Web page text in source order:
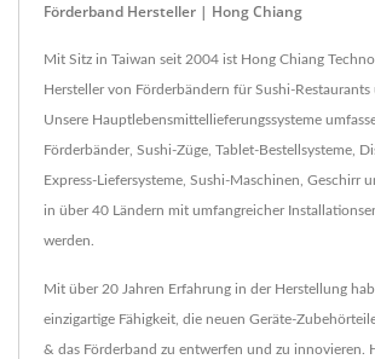
Förderband Hersteller | Hong Chiang
Mit Sitz in Taiwan seit 2004 ist Hong Chiang
Hersteller von Förderbändern für Sushi-Restaurants
Unsere Hauptlebensmittellieferungssysteme
Förderbänder, Sushi-Züge, Tablet-Bestellsysteme,
Express-Liefersysteme, Sushi-Maschinen, Geschirr
in über 40 Ländern mit umfangreicher
werden.
Mit über 20 Jahren Erfahrung in der Herstellung
einzigartige Fähigkeit, die neuen Geräte-
& das Förderband zu entwerfen und zu innovieren.